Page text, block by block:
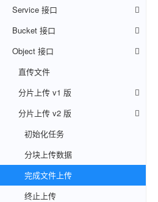
Service 接口
Bucket 接口
Object 接口
直传文件
分片上传 v1 版
分片上传 v2 版
初始化任务
分块上传数据
完成文件上传
终止上传